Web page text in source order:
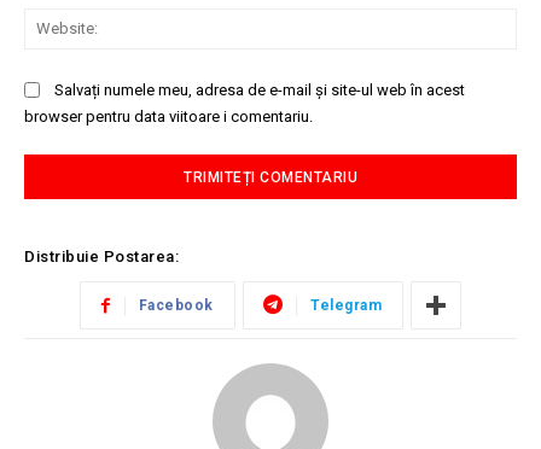
Salvați numele meu, adresa de e-mail și site-ul web în acest
browser pentru data viitoare i comentariu.
Distribuie Postarea:
Facebook Telegram